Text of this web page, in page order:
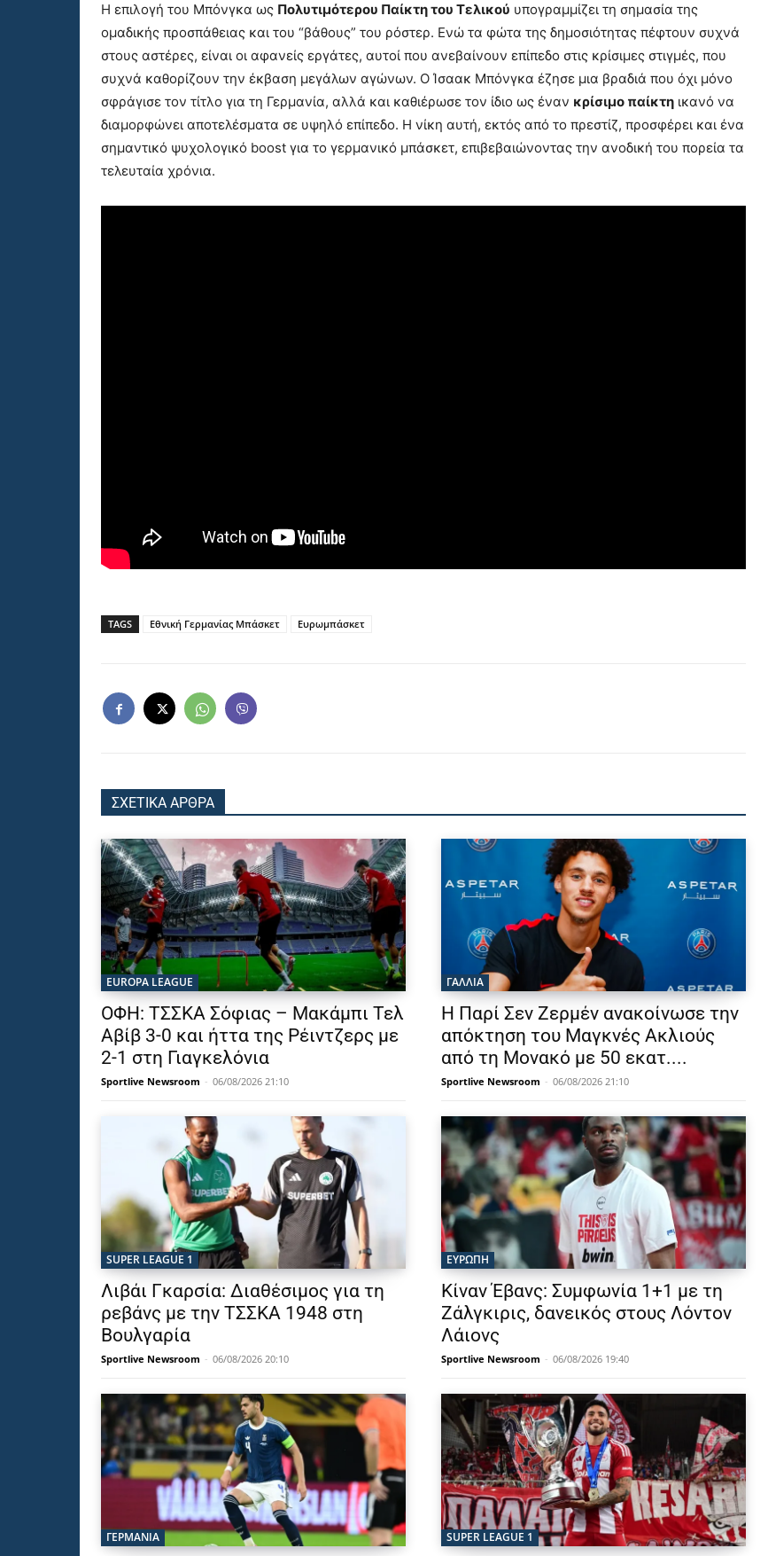
Η επιλογή του Μπόνγκα ως Πολυτιμότερου Παίκτη του Τελικού υπογραμμίζει τη σημασία της
ομαδικής προσπάθειας και του “βάθους” του ρόστερ. Ενώ τα φώτα της δημοσιότητας πέφτουν συχνά
στους αστέρες, είναι οι αφανείς εργάτες, αυτοί που ανεβαίνουν επίπεδο στις κρίσιμες στιγμές, που
συχνά καθορίζουν την έκβαση μεγάλων αγώνων. Ο Ίσαακ Μπόνγκα έζησε μια βραδιά που όχι μόνο
σφράγισε τον τίτλο για τη Γερμανία, αλλά και καθιέρωσε τον ίδιο ως έναν κρίσιμο παίκτη ικανό να
διαμορφώνει αποτελέσματα σε υψηλό επίπεδο. Η νίκη αυτή, εκτός από το πρεστίζ, προσφέρει και ένα
σημαντικό ψυχολογικό boost για το γερμανικό μπάσκετ, επιβεβαιώνοντας την ανοδική του πορεία τα
τελευταία χρόνια.
TAGS Εθνική Γερμανίας Μπάσκετ Ευρωμπάσκετ
ΣΧΕΤΙΚΑ ΑΡΘΡΑ
EUROPA LEAGUE
ΟΦΗ: ΤΣΣΚΑ Σόφιας – Μακάμπι Τελ
Αβίβ 3-0 και ήττα της Ρέιντζερς με
2-1 στη Γιαγκελόνια
Sportlive Newsroom - 06/08/2026 21:10
ΓΑΛΛΙΑ
Η Παρί Σεν Ζερμέν ανακοίνωσε την
απόκτηση του Μαγκνές Ακλιούς
από τη Μονακό με 50 εκατ....
Sportlive Newsroom - 06/08/2026 21:10
SUPER LEAGUE 1
Λιβάι Γκαρσία: Διαθέσιμος για τη
ρεβάνς με την ΤΣΣΚΑ 1948 στη
Βουλγαρία
Sportlive Newsroom - 06/08/2026 20:10
ΕΥΡΩΠΗ
Κίναν Έβανς: Συμφωνία 1+1 με τη
Ζάλγκιρις, δανεικός στους Λόντον
Λάιονς
Sportlive Newsroom - 06/08/2026 19:40
ΓΕΡΜΑΝΙΑ SUPER LEAGUE 1